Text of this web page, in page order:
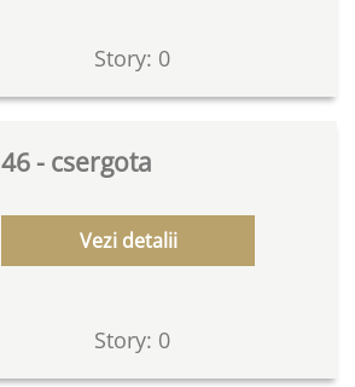
Story: 0
46 - csergota
Vezi detalii
Story: 0